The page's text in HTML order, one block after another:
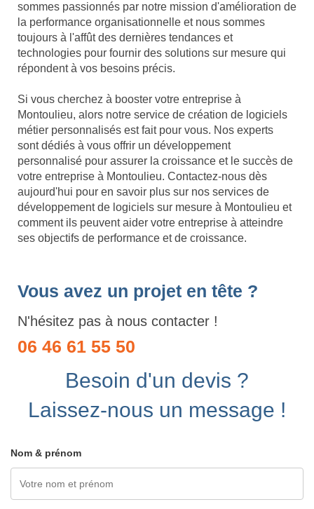
sommes passionnés par notre mission d'amélioration de
la performance organisationnelle et nous sommes
toujours à l'affût des dernières tendances et
technologies pour fournir des solutions sur mesure qui
répondent à vos besoins précis.
Si vous cherchez à booster votre entreprise à
Montoulieu, alors notre service de création de logiciels
métier personnalisés est fait pour vous. Nos experts
sont dédiés à vous offrir un développement
personnalisé pour assurer la croissance et le succès de
votre entreprise à Montoulieu. Contactez-nous dès
aujourd'hui pour en savoir plus sur nos services de
développement de logiciels sur mesure à Montoulieu et
comment ils peuvent aider votre entreprise à atteindre
ses objectifs de performance et de croissance.
Vous avez un projet en tête ?
N'hésitez pas à nous contacter !
06 46 61 55 50
Besoin d'un devis ?
Laissez-nous un message !
Nom & prénom